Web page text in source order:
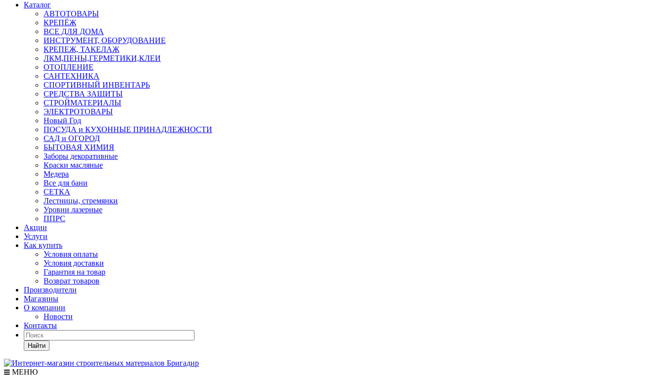
Каталог
АВТОТОВАРЫ
КРЕПЁЖ
ВСЕ ДЛЯ ДОМА
ИНСТРУМЕНТ, ОБОРУДОВАНИЕ
КРЕПЕЖ, ТАКЕЛАЖ
ЛКМ,ПЕНЫ,ГЕРМЕТИКИ,КЛЕИ
ОТОПЛЕНИЕ
САНТЕХНИКА
СПОРТИВНЫЙ ИНВЕНТАРЬ
СРЕДСТВА ЗАЩИТЫ
СТРОЙМАТЕРИАЛЫ
ЭЛЕКТРОТОВАРЫ
Новый Год
ПОСУДА и КУХОННЫЕ ПРИНАДЛЕЖНОСТИ
САД и ОГОРОД
БЫТОВАЯ ХИМИЯ
Заборы декоративные
Краски масляные
Медера
Все для бани
СЕТКА
Лестницы, стремянки
Уровни лазерные
ППРС
Акции
Услуги
Как купить
Условия оплаты
Условия доставки
Гарантия на товар
Возврат товаров
Производители
Магазины
О компании
Новости
Контакты
Найти
МЕНЮ